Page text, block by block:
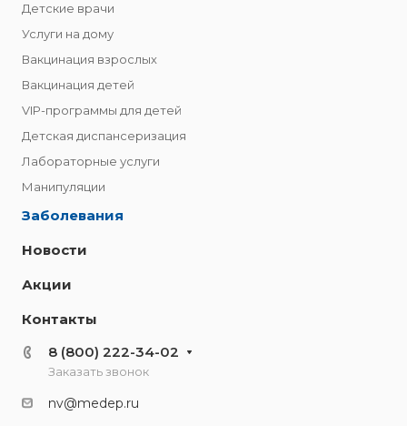
Детские врачи
Услуги на дому
Вакцинация взрослых
Вакцинация детей
VIP-программы для детей
Детская диспансеризация
Лабораторные услуги
Манипуляции
Заболевания
Новости
Акции
Контакты
8 (800) 222-34-02
Заказать звонок
nv@medep.ru